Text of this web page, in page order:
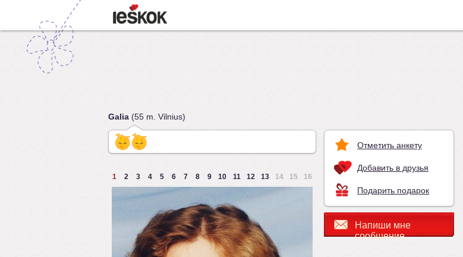
Galia (55 m. Vilnius)
1 2 3 4 5 6 7 8 9 10 11 12 13 14 15 16
Отметить анкету
Добавить в друзья
Подарить подарок
Напиши мне
сообщение